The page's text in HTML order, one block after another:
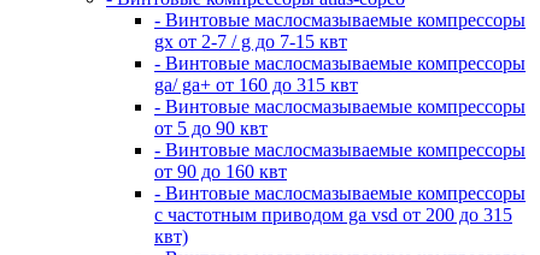
- Винтовые маслосмазываемые компрессоры
gx от 2-7 / g до 7-15 квт
- Винтовые маслосмазываемые компрессоры
ga/ ga+ от 160 до 315 квт
- Винтовые маслосмазываемые компрессоры
от 5 до 90 квт
- Винтовые маслосмазываемые компрессоры
от 90 до 160 квт
- Винтовые маслосмазываемые компрессоры
с частотным приводом ga vsd от 200 до 315
квт)